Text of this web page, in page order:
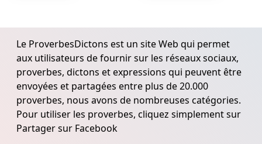
Le ProverbesDictons est un site Web qui permet
aux utilisateurs de fournir sur les réseaux sociaux,
proverbes, dictons et expressions qui peuvent être
envoyées et partagées entre plus de 20.000
proverbes, nous avons de nombreuses catégories.
Pour utiliser les proverbes, cliquez simplement sur
Partager sur Facebook